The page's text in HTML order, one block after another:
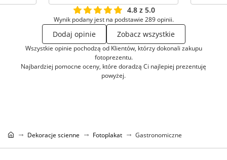
4.8 z 5.0
Wynik podany jest na podstawie 289 opinii.
Dodaj opinie Zobacz wszystkie
Wszystkie opinie pochodzą od Klientów, którzy dokonali zakupu
fotoprezentu.
Najbardziej pomocne oceny, które doradzą Ci najlepiej prezentuję
powyżej.
Dekoracje scienne Fotoplakat Gastronomiczne